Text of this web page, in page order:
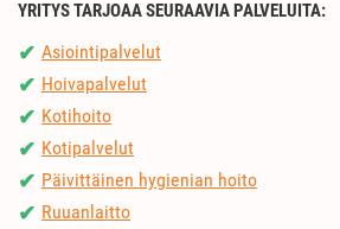
YRITYS TARJOAA SEURAAVIA PALVELUITA:
✔ Asiointipalvelut
✔ Hoivapalvelut
✔ Kotihoito
✔ Kotipalvelut
✔ Päivittäinen hygienian hoito
✔ Ruuanlaitto